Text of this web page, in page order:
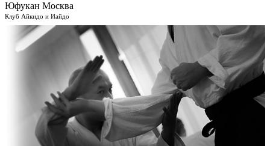
Юфукан Москва
Клуб Айкидо и Иайдо